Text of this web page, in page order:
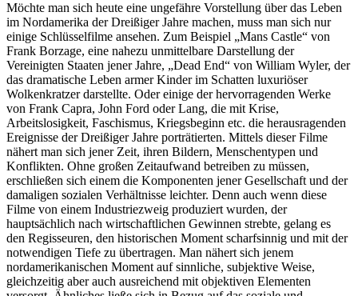
Möchte man sich heute eine ungefähre Vorstellung über das Leben
im Nordamerika der Dreißiger Jahre machen, muss man sich nur
einige Schlüsselfilme ansehen. Zum Beispiel „Mans Castle“ von
Frank Borzage, eine nahezu unmittelbare Darstellung der
Vereinigten Staaten jener Jahre, „Dead End“ von William Wyler, der
das dramatische Leben armer Kinder im Schatten luxuriöser
Wolkenkratzer darstellte. Oder einige der hervorragenden Werke
von Frank Capra, John Ford oder Lang, die mit Krise,
Arbeitslosigkeit, Faschismus, Kriegsbeginn etc. die herausragenden
Ereignisse der Dreißiger Jahre porträtierten. Mittels dieser Filme
nähert man sich jener Zeit, ihren Bildern, Menschentypen und
Konflikten. Ohne großen Zeitaufwand betreiben zu müssen,
erschließen sich einem die Komponenten jener Gesellschaft und der
damaligen sozialen Verhältnisse leichter. Denn auch wenn diese
Filme von einem Industriezweig produziert wurden, der
hauptsächlich nach wirtschaftlichen Gewinnen strebte, gelang es
den Regisseuren, den historischen Moment scharfsinnig und mit der
notwendigen Tiefe zu übertragen. Man nähert sich jenem
nordamerikanischen Moment auf sinnliche, subjektive Weise,
gleichzeitig aber auch ausreichend mit objektiven Elementen